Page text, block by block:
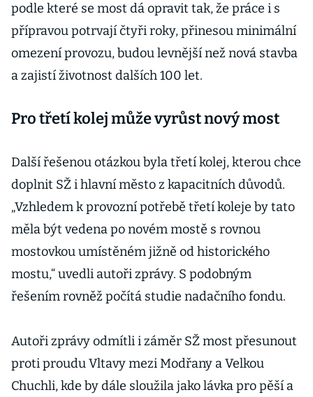
podle které se most dá opravit tak, že práce i s
přípravou potrvají čtyři roky, přinesou minimální
omezení provozu, budou levnější než nová stavba
a zajistí životnost dalších 100 let.
Pro třetí kolej může vyrůst nový most
Další řešenou otázkou byla třetí kolej, kterou chce
doplnit SŽ i hlavní město z kapacitních důvodů.
„Vzhledem k provozní potřebě třetí koleje by tato
měla být vedena po novém mostě s rovnou
mostovkou umístěném jižně od historického
mostu,“ uvedli autoři zprávy. S podobným
řešením rovněž počítá studie nadačního fondu.
Autoři zprávy odmítli i záměr SŽ most přesunout
proti proudu Vltavy mezi Modřany a Velkou
Chuchli, kde by dále sloužila jako lávka pro pěší a